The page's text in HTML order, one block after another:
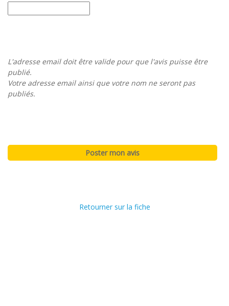
L'adresse email doit être valide pour que l'avis puisse être
publié.
Votre adresse email ainsi que votre nom ne seront pas
publiés.
Retourner sur la fiche